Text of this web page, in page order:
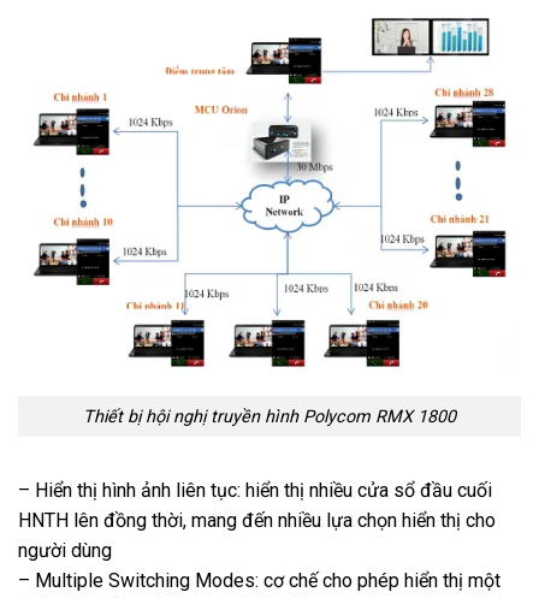
Thiết bị hội nghị truyền hình Polycom RMX 1800
– Hiển thị hình ảnh liên tục: hiển thị nhiều cửa sổ đầu cuối
HNTH lên đồng thời, mang đến nhiều lựa chọn hiển thị cho
người dùng
– Multiple Switching Modes: cơ chế cho phép hiển thị một